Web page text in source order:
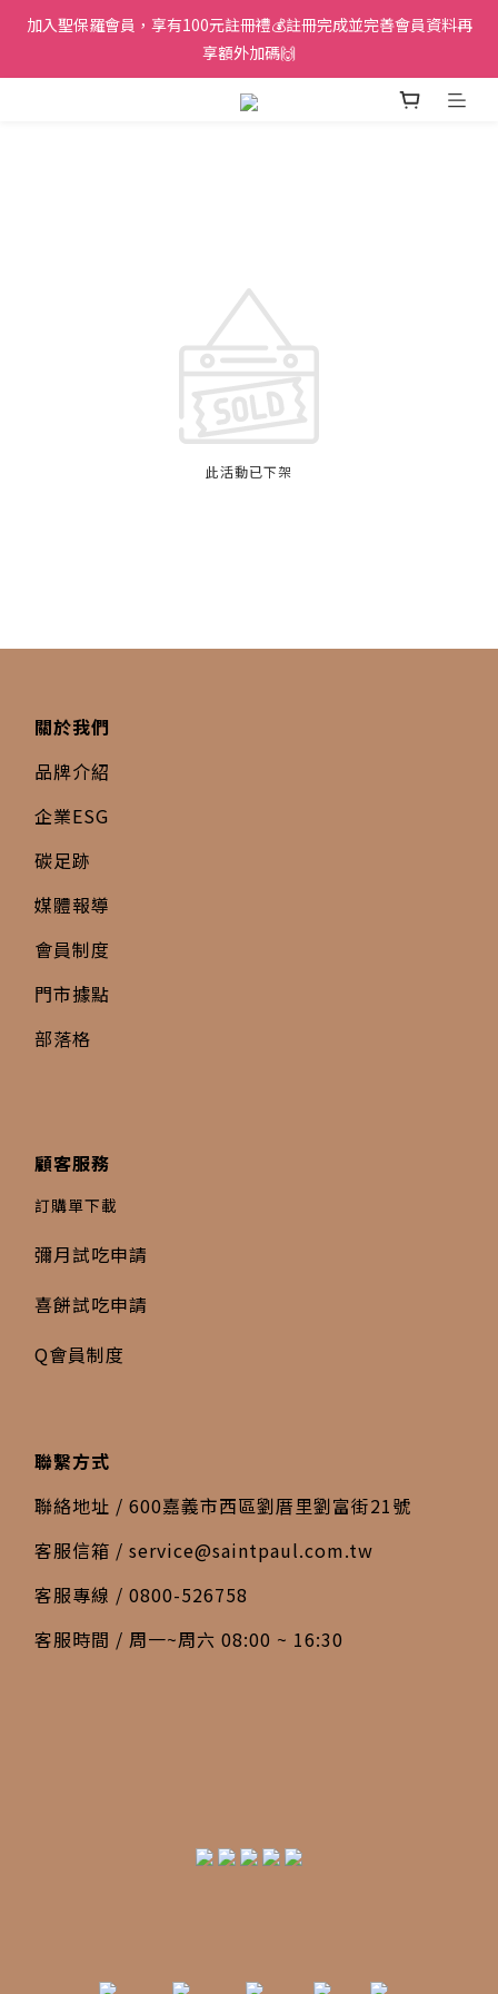
加入聖保羅會員，享有100元註冊禮💰註冊完成並完善會員資料再
享額外加碼🙌
此活動已下架
關於我們
品牌介紹
企業ESG
碳足跡
媒體報導
會員制度
門市據點
部落格
顧客服務
訂購單下載
彌月試吃申請
喜餅試吃申請
Q會員制度
聯繫方式
聯絡地址 / 600嘉義市西區劉厝里劉富街21號
客服信箱 / service@saintpaul.com.tw
客服專線 / 0800-526758
客服時間 / 周一~周六 08:00 ~ 16:30